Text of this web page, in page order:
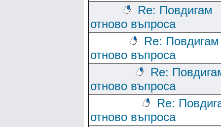
Re: Повдигам
отново въпроса
Re: Повдигам
отново въпроса
Re:
отново въпроса
Re:
отново въпроса